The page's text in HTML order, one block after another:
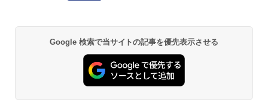
Google 検索で当サイトの記事を優先表示させる